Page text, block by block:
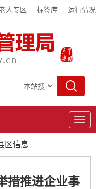
人专区 标签库 运行情况
导
航
区信息
措推进企业事